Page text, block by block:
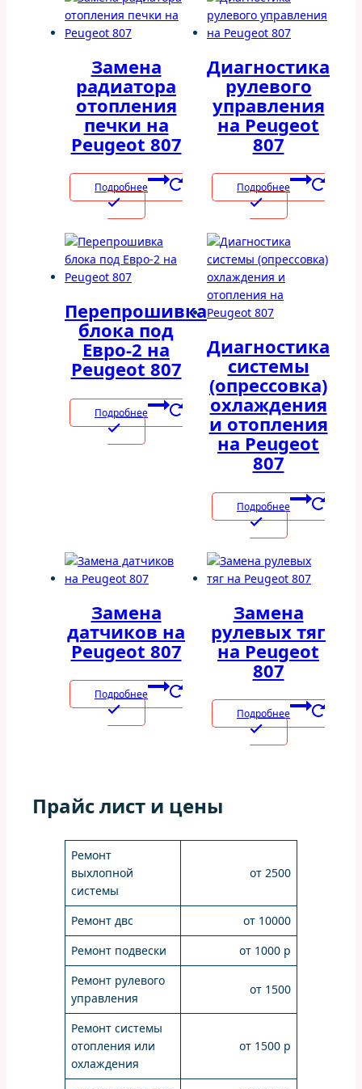
Замена
радиатора
отопления
печки на
Peugeot 807
Подробнее
Диагностика
рулевого
управления
на Peugeot
807
Подробнее
Перепрошивка
блока под
Евро-2 на
Peugeot 807
Подробнее
Диагностика
системы
(опрессовка)
охлаждения
и отопления
на Peugeot
807
Подробнее
Замена
датчиков на
Peugeot 807
Подробнее
Замена
рулевых тяг
на Peugeot
807
Подробнее
Прайс лист и цены
Ремонт
выхлопной
системы
от 2500
Ремонт двс
от 10000
Ремонт подвески
от 1000 р
Ремонт рулевого
управления
от 1500
Ремонт системы
отопления или
охлаждения
от 1500 р